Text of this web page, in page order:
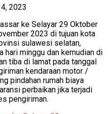
2023
ke Selayar 29 Oktober
2023 di tujuan kota
sulawesi selatan,
hari minggu dan kemudian di
tiba di lamat pada tanggal
kendaraan motor /
pindahan rumah biaya
perbaikan jika terjadi
pengiriman.